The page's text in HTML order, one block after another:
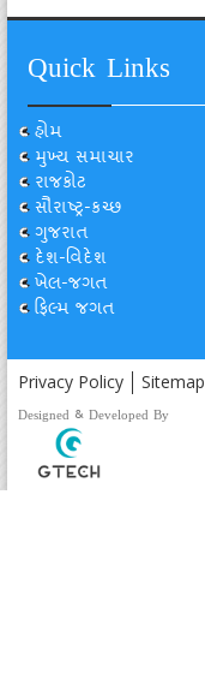
Quick Links
હોમ
મુખ્ય સમાચાર
રાજકોટ
સૌરાષ્ટ્ર-કચ્છ
ગુજરાત
દેશ-વિદેશ
ખેલ-જગત
ફિલ્મ જગત
Privacy Policy Sitemap
Designed & Developed By